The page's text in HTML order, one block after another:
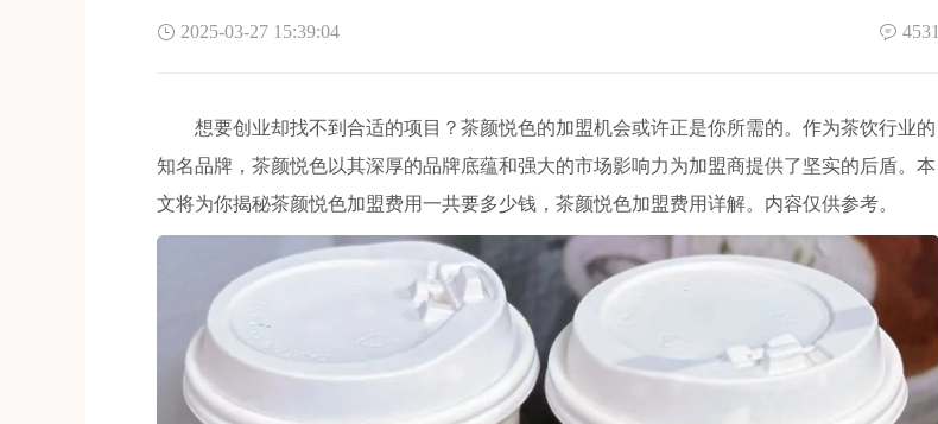
2025-03-27 15:39:04 4531
想要创业却找不到合适的项目？茶颜悦色的加盟机会或许正是你所需的。作为茶饮行业的
知名品牌，茶颜悦色以其深厚的品牌底蕴和强大的市场影响力为加盟商提供了坚实的后盾。本
文将为你揭秘茶颜悦色加盟费用一共要多少钱，茶颜悦色加盟费用详解。内容仅供参考。